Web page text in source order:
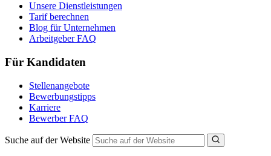
Unsere Dienstleistungen
Tarif berechnen
Blog für Unternehmen
Arbeitgeber FAQ
Für Kandidaten
Stellenangebote
Bewerbungstipps
Karriere
Bewerber FAQ
Suche auf der Website